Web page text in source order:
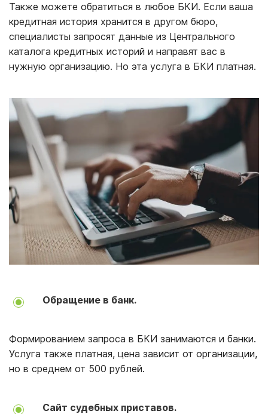
Также можете обратиться в любое БКИ. Если ваша
кредитная история хранится в другом бюро,
специалисты запросят данные из Центрального
каталога кредитных историй и направят вас в
нужную организацию. Но эта услуга в БКИ платная.
Обращение в банк.
Формированием запроса в БКИ занимаются и банки.
Услуга также платная, цена зависит от организации,
но в среднем от 500 рублей.
Сайт судебных приставов.